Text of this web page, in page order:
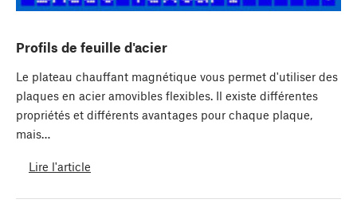
Profils de feuille d'acier
Le plateau chauffant magnétique vous permet d'utiliser des
plaques en acier amovibles flexibles. Il existe différentes
propriétés et différents avantages pour chaque plaque,
mais…
Lire l'article